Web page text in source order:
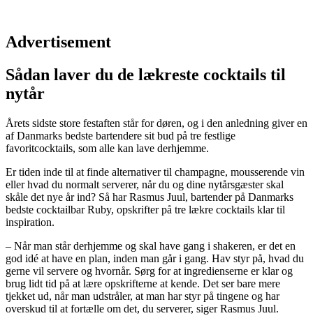
Advertisement
Sådan laver du de lækreste cocktails til
nytår
Årets sidste store festaften står for døren, og i den anledning giver en
af Danmarks bedste bartendere sit bud på tre festlige
favoritcocktails, som alle kan lave derhjemme.
Er tiden inde til at finde alternativer til champagne, mousserende vin
eller hvad du normalt serverer, når du og dine nytårsgæster skal
skåle det nye år ind? Så har Rasmus Juul, bartender på Danmarks
bedste cocktailbar Ruby, opskrifter på tre lækre cocktails klar til
inspiration.
– Når man står derhjemme og skal have gang i shakeren, er det en
god idé at have en plan, inden man går i gang. Hav styr på, hvad du
gerne vil servere og hvornår. Sørg for at ingredienserne er klar og
brug lidt tid på at lære opskrifterne at kende. Det ser bare mere
tjekket ud, når man udstråler, at man har styr på tingene og har
overskud til at fortælle om det, du serverer, siger Rasmus Juul.